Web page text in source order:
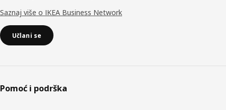
Saznaj više o IKEA Business Network
Učlani se
Pomoć i podrška